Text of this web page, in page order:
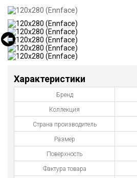
Характеристики
Бренд
Коллекция
Страна производитель
Размер
Поверхность
Фактура товара